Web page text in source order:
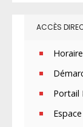
ACCÈS
Portail